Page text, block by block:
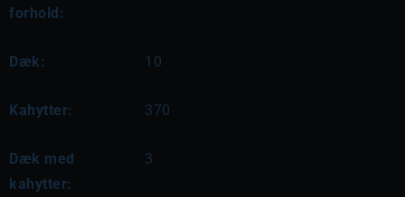
forhold:
Dæk: 10
Kahytter: 370
Dæk med
kahytter:
3